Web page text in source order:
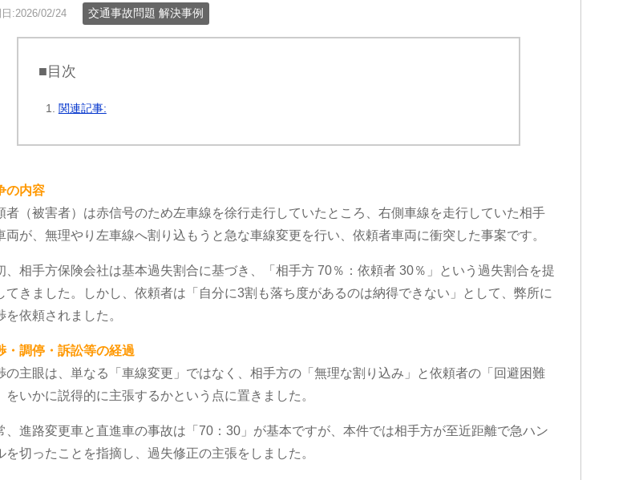
:2026/02/24 交通事故問題 解決事例
■目次
関連記事:
の内容
者（被害者）は赤信号のため左車線を徐行走行していたところ、右側車線を走行していた相手
両が、無理やり左車線へ割り込もうと急な車線変更を行い、依頼者車両に衝突した事案です。
、相手方保険会社は基本過失割合に基づき、「相手方 70％：依頼者 30％」という過失割合を提
てきました。しかし、依頼者は「自分に3割も落ち度があるのは納得できない」として、弊所に
を依頼されました。
・調停・訴訟等の経過
の主眼は、単なる「車線変更」ではなく、相手方の「無理な割り込み」と依頼者の「回避困難
をいかに説得的に主張するかという点に置きました。
、進路変更車と直進車の事故は「70：30」が基本ですが、本件では相手方が至近距離で急ハン
を切ったことを指摘し、過失修正の主張をしました。